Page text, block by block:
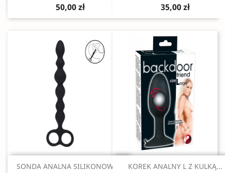
50,00 zł 35,00 zł
Szybki podgląd
SONDA ANALNA SILIKONOWA... Szybki podgląd
KOREK ANALNY L Z KULKĄ...